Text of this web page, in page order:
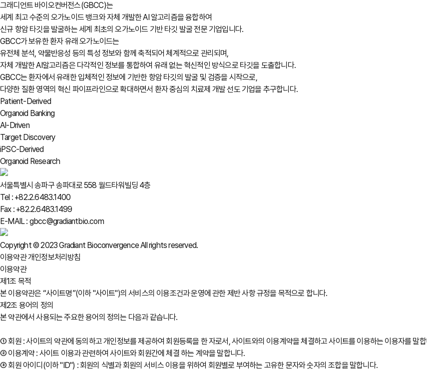
그래디언트 바이오컨버전스(GBCC)는
세계 최고 수준의 오가노이드 뱅크와 자체 개발한 AI 알고리즘을 융합하여
신규 항암 타깃을 발굴하는 세계 최초의 오가노이드 기반 타깃 발굴 전문 기업입니다.
GBCC가 보유한 환자 유래 오가노이드는
유전체 분석, 약물반응성 등의 특성 정보와 함께 축적되어 체계적으로 관리되며,
자체 개발한 AI알고리즘은 다각적인 정보를 통합하여 유래 없는 혁신적인 방식으로 타깃을 도출합니다.
GBCC는 환자에서 유래한 입체적인 정보에 기반한 항암 타깃의 발굴 및 검증을 시작으로,
다양한 질환 영역의 혁신 파이프라인으로 확대하면서 환자 중심의 치료제 개발 선도 기업을 추구합니다.
Patient-Derived
Organoid Banking
AI-Driven
Target Discovery
iPSC-Derived
Organoid Research
서울특별시 송파구 송파대로 558 월드타워빌딩 4층
Tel : +82.2.6483.1400
Fax : +82.2.6483.1499
E-MAIL : gbcc@gradiantbio.com
Copyright © 2023 Gradiant Bioconvergence All rights reserved.
이용약관개인정보처리방침
이용약관
제1조 목적
본 이용약관은 “사이트명”(이하 "사이트")의 서비스의 이용조건과 운영에 관한 제반 사항 규정을 목적으로 합니다.
제2조 용어의 정의
본 약관에서 사용되는 주요한 용어의 정의는 다음과 같습니다.
① 회원 : 사이트의 약관에 동의하고 개인정보를 제공하여 회원등록을 한 자로서, 사이트와의 이용계약을 체결하고 사이트를 이용하는 이용자를 말
② 이용계약 : 사이트 이용과 관련하여 사이트와 회원간에 체결 하는 계약을 말합니다.
③ 회원 아이디(이하 "ID") : 회원의 식별과 회원의 서비스 이용을 위하여 회원별로 부여하는 고유한 문자와 숫자의 조합을 말합니다.